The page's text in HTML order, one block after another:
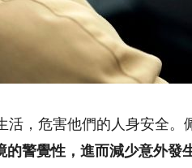
，危害他們的人身安全
警覺性，進而減少意外發